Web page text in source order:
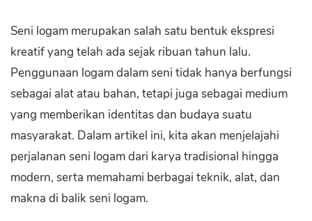
Seni logam merupakan salah satu bentuk ekspresi
kreatif yang telah ada sejak ribuan tahun lalu.
Penggunaan logam dalam seni tidak hanya berfungsi
sebagai alat atau bahan, tetapi juga sebagai medium
yang memberikan identitas dan budaya suatu
masyarakat. Dalam artikel ini, kita akan menjelajahi
perjalanan seni logam dari karya tradisional hingga
modern, serta memahami berbagai teknik, alat, dan
makna di balik seni logam.